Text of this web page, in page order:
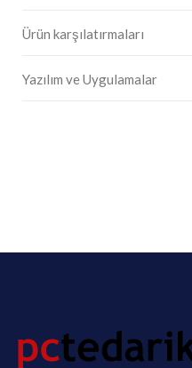
Ürün karşılatırmaları
Yazılım ve Uygulamalar